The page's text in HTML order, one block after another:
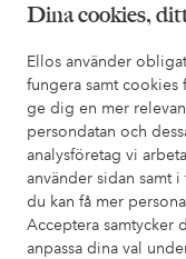
Dina cookies,
Ellos använder
fungera samt cookies
ge dig en mer
persondatan och
analysföretag vi
använder sidan samt
du kan få mer
Acceptera samtycker
anpassa dina val
I vår FAQ hittar du
också information om
Kundservice
Mina sidor
Om Ellos